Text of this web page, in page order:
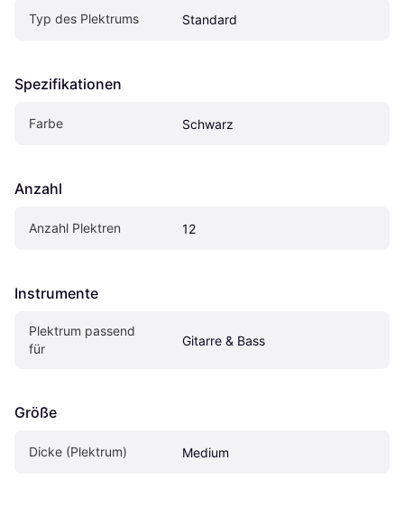
Typ des Plektrums Standard
Spezifikationen
Farbe Schwarz
Anzahl
Anzahl Plektren 12
Instrumente
Plektrum passend
für
Gitarre & Bass
Größe
Dicke (Plektrum) Medium